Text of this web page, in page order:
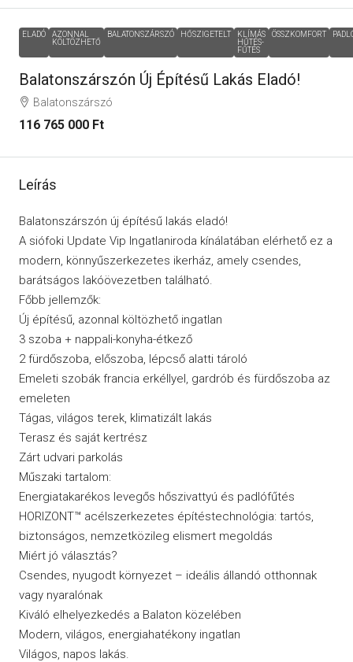
ELADÓ
AZONNAL
KÖLTÖZHETŐ
BALATONSZÁRSZÓ HŐSZIGETELT
KLÍMÁS
HŰTÉS-
FŰTÉS
ÖSSZKOMFORT
Balatonszárszón Új Építésű Lakás Eladó!
Balatonszárszó
116 765 000 Ft
Leírás
Balatonszárszón új építésű lakás eladó!
A siófoki Update Vip Ingatlaniroda kínálatában elérhető ez a
modern, könnyűszerkezetes ikerház, amely csendes,
barátságos lakóövezetben található.
Főbb jellemzők:
Új építésű, azonnal költözhető ingatlan
3 szoba + nappali-konyha-étkező
2 fürdőszoba, előszoba, lépcső alatti tároló
Emeleti szobák francia erkéllyel, gardrób és fürdőszoba az
emeleten
Tágas, világos terek, klimatizált lakás
Terasz és saját kertrész
Zárt udvari parkolás
Műszaki tartalom:
Energiatakarékos levegős hőszivattyú és padlófűtés
HORIZONT™ acélszerkezetes építéstechnológia: tartós,
biztonságos, nemzetközileg elismert megoldás
Miért jó választás?
Csendes, nyugodt környezet – ideális állandó otthonnak
vagy nyaralónak
Kiváló elhelyezkedés a Balaton közelében
Modern, világos, energiahatékony ingatlan
Világos, napos lakás.